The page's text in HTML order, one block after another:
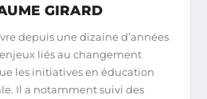
GIRARD
depuis une dizaine d’années
liés au changement
les initiatives en éducation
Il a notamment suivi des